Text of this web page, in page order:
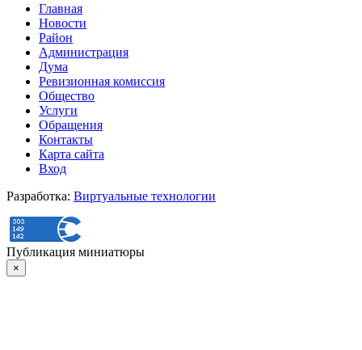
Главная
Новости
Район
Администрация
Дума
Ревизионная комиссия
Общество
Услуги
Обращения
Контакты
Карта сайта
Вход
Разработка: Виртуальные технологии
Публикация миниатюры
×